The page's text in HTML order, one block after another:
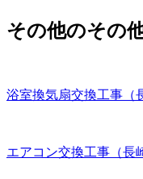
その他のその
浴室換気扇交換工事（
エアコン交換工事（長